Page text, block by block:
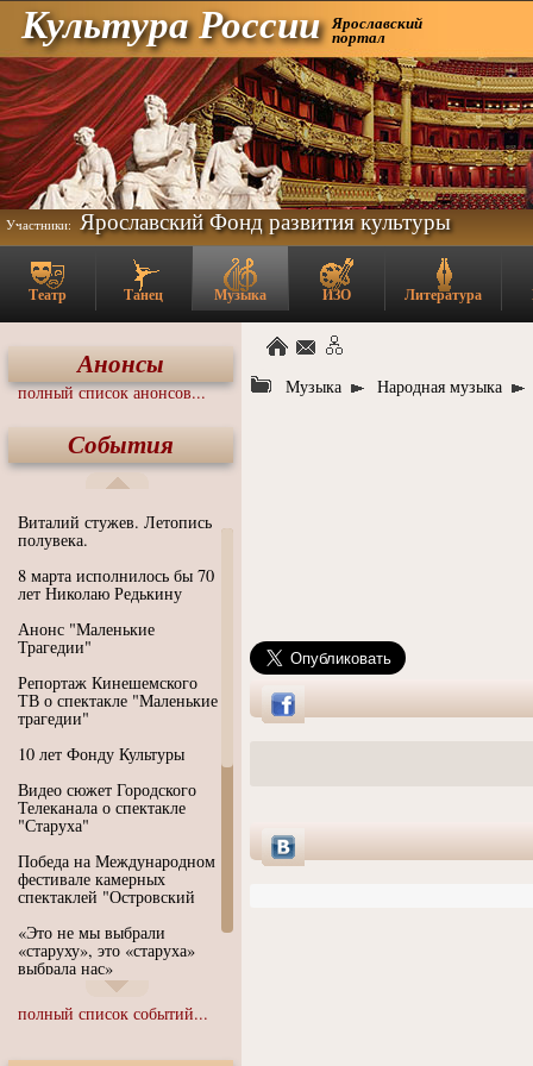
Культура России Ярославский
портал
Участники: Ярославский Фонд развития культуры
Театр Танец Музыка ИЗО Литература
Анонсы
полный список анонсов...
События
Виталий стужев. Летопись
полувека.
8 марта исполнилось бы 70
лет Николаю Редькину
Анонс "Маленькие
Трагедии"
Репортаж Кинешемского
ТВ о спектакле "Маленькие
трагедии"
10 лет Фонду Культуры
Видео сюжет Городского
Телеканала о спектакле
"Старуха"
Победа на Международном
фестивале камерных
спектаклей "Островский
«Это не мы выбрали
«старуху», это «старуха»
выбрала нас»
Иммерсивный спектакль
"Язык чистого полета
полный список событий...
Музыка Народная музыка